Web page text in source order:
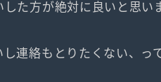
た方が絶対に良いと思い
連絡もとりたくない、っ